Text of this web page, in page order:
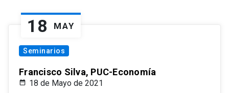
18 MAY
Seminarios
Francisco Silva, PUC-Economía
18 de Mayo de 2021